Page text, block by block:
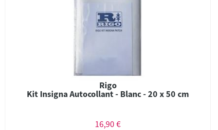
Rigo
Kit Insigna Autocollant - Blanc - 20 x 50 cm
16,90 €